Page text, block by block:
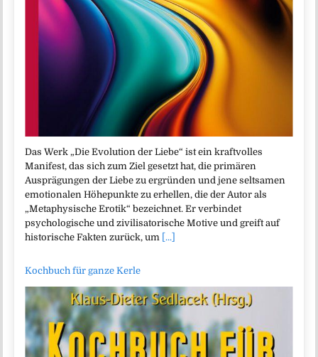
Das Werk „Die Evolution der Liebe“ ist ein kraftvolles
Manifest, das sich zum Ziel gesetzt hat, die primären
Ausprägungen der Liebe zu ergründen und jene seltsamen
emotionalen Höhepunkte zu erhellen, die der Autor als
„Metaphysische Erotik“ bezeichnet. Er verbindet
psychologische und zivilisatorische Motive und greift auf
historische Fakten zurück, um [...]
Kochbuch für ganze Kerle